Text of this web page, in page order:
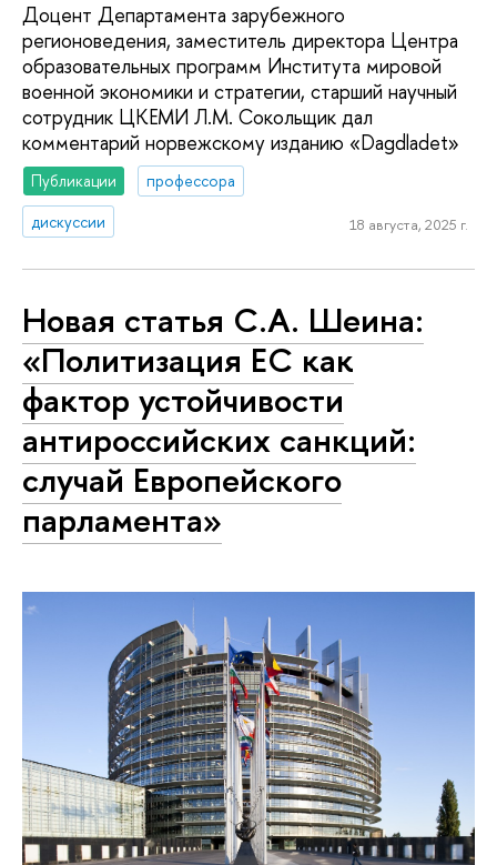
Доцент Департамента зарубежного
регионоведения, заместитель директора Центра
образовательных программ Института мировой
военной экономики и стратегии, старший научный
сотрудник ЦКЕМИ Л.М. Сокольщик дал
комментарий норвежскому изданию «Dagdladet»
Публикации
профессора
дискуссии
18 августа, 2025 г.
Новая статья С.А. Шеина:
«Политизация ЕС как
фактор устойчивости
антироссийских санкций:
случай Европейского
парламента»